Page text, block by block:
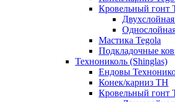
Кровельный гонт
Мастика Tegola
Подкладочные
Технониколь (Shinglas)
Ендовы
Конек/карниз ТН
Кровельный гонт